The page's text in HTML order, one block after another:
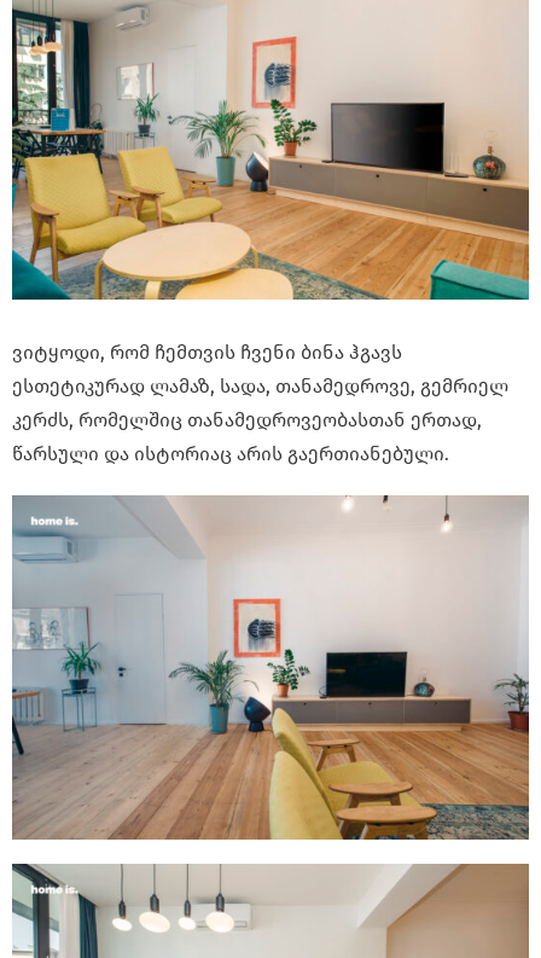
ვიტყოდი, რომ ჩემთვის ჩვენი ბინა ჰგავს
ესთეტიკურად ლამაზ, სადა, თანამედროვე, გემრიელ
კერძს, რომელშიც თანამედროვეობასთან ერთად,
წარსული და ისტორიაც არის გაერთიანებული.